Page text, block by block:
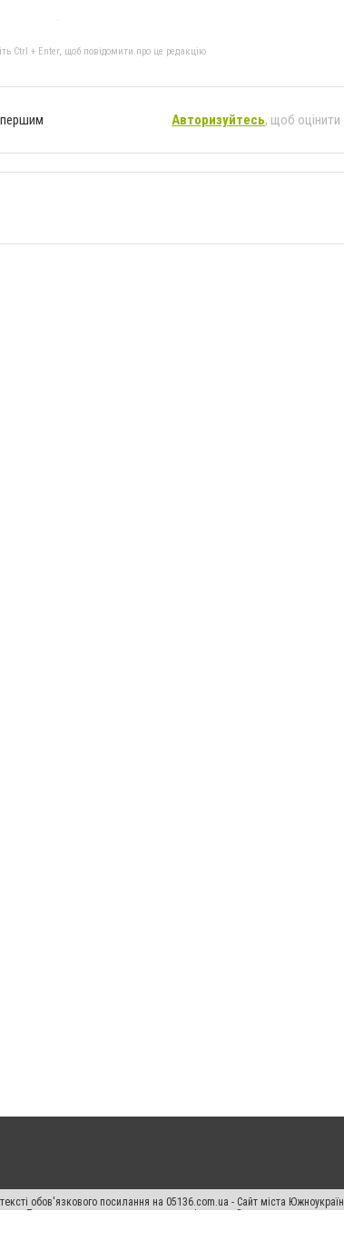
Ctrl + Enter, щоб повідомити про це редакцію
першим Авторизуйтесь, щоб оцінити
обов'язкового посилання на 05136.com.ua - Сайт міста
Порушення виняткових прав переслідується Законом.